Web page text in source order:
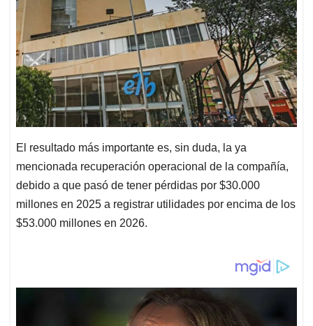
El resultado más importante es, sin duda, la ya
mencionada recuperación operacional de la compañía,
debido a que pasó de tener pérdidas por $30.000
millones en 2025 a registrar utilidades por encima de los
$53.000 millones en 2026.